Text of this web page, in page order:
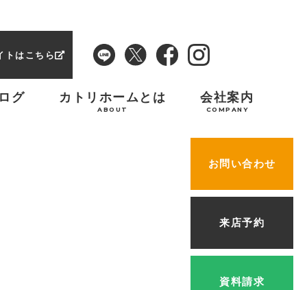
トはこちら
グ カトリホームとは
ABOUT
会社案内
COMPANY
お問い合わせ
来店予約
資料請求